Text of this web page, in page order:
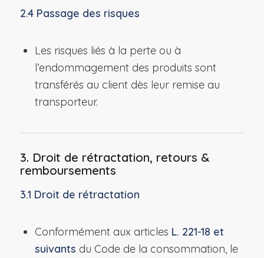
2.4 Passage des risques
Les risques liés à la perte ou à
l’endommagement des produits sont
transférés au client dès leur remise au
transporteur.
3. Droit de rétractation, retours &
remboursements
3.1 Droit de rétractation
Conformément aux articles L. 221-18 et
suivants du Code de la consommation, le